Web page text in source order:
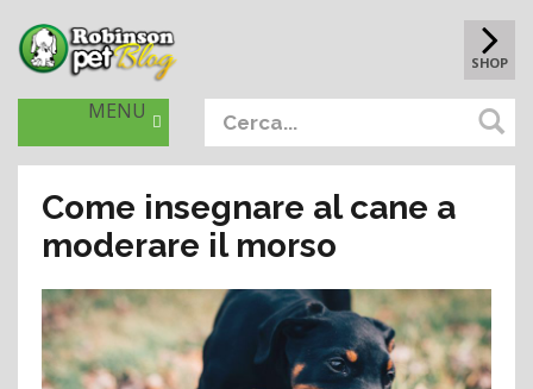
SHOP
MENU
Come insegnare al cane a
moderare il morso